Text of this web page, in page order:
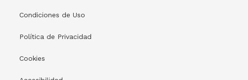
Condiciones de Uso
Política de Privacidad
Cookies